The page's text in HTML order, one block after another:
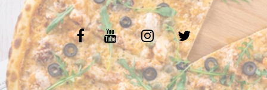
MENTIONS LÉGALES
C.G.V